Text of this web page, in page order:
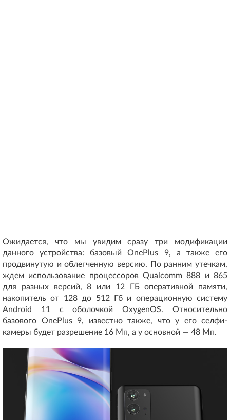
Ожидается, что мы увидим сразу три модификации
данного устройства: базовый OnePlus 9, а также его
продвинутую и облегченную версию. По ранним утечкам,
ждем использование процессоров Qualcomm 888 и 865
для разных версий, 8 или 12 ГБ оперативной памяти,
накопитель от 128 до 512 Гб и операционную систему
Android 11 с оболочкой OxygenOS. Относительно
базового OnePlus 9, известно также, что у его селфи-
камеры будет разрешение 16 Мп, а у основной — 48 Мп.